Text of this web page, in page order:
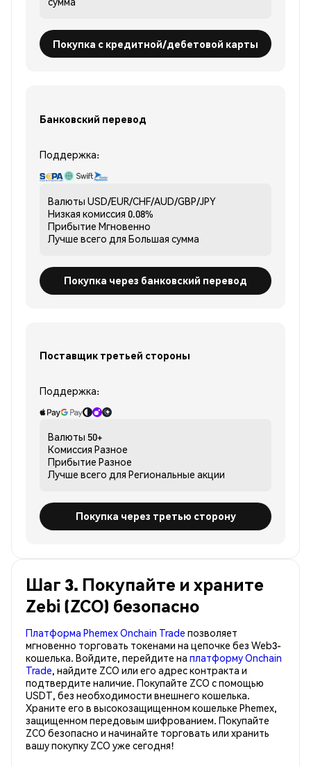
Покупка с кредитной/дебетовой карты
Банковский перевод
Поддержка:
Валюты USD/EUR/CHF/AUD/GBP/JPY
Низкая комиссия 0.08%
Прибытие Мгновенно
Лучше всего для Большая сумма
Покупка через банковский перевод
Поставщик третьей стороны
Поддержка:
Валюты 50+
Комиссия Разное
Прибытие Разное
Лучше всего для Региональные акции
Покупка через третью сторону
Шаг 3. Покупайте и храните
Zebi (ZCO) безопасно
Платформа Phemex Onchain Trade позволяет
мгновенно торговать токенами на цепочке без Web3-
кошелька. Войдите, перейдите на платформу Onchain
Trade, найдите ZCO или его адрес контракта и
подтвердите наличие. Покупайте ZCO с помощью
USDT, без необходимости внешнего кошелька.
Храните его в высокозащищенном кошельке Phemex,
защищенном передовым шифрованием. Покупайте
ZCO безопасно и начинайте торговать или хранить
вашу покупку ZCO уже сегодня!